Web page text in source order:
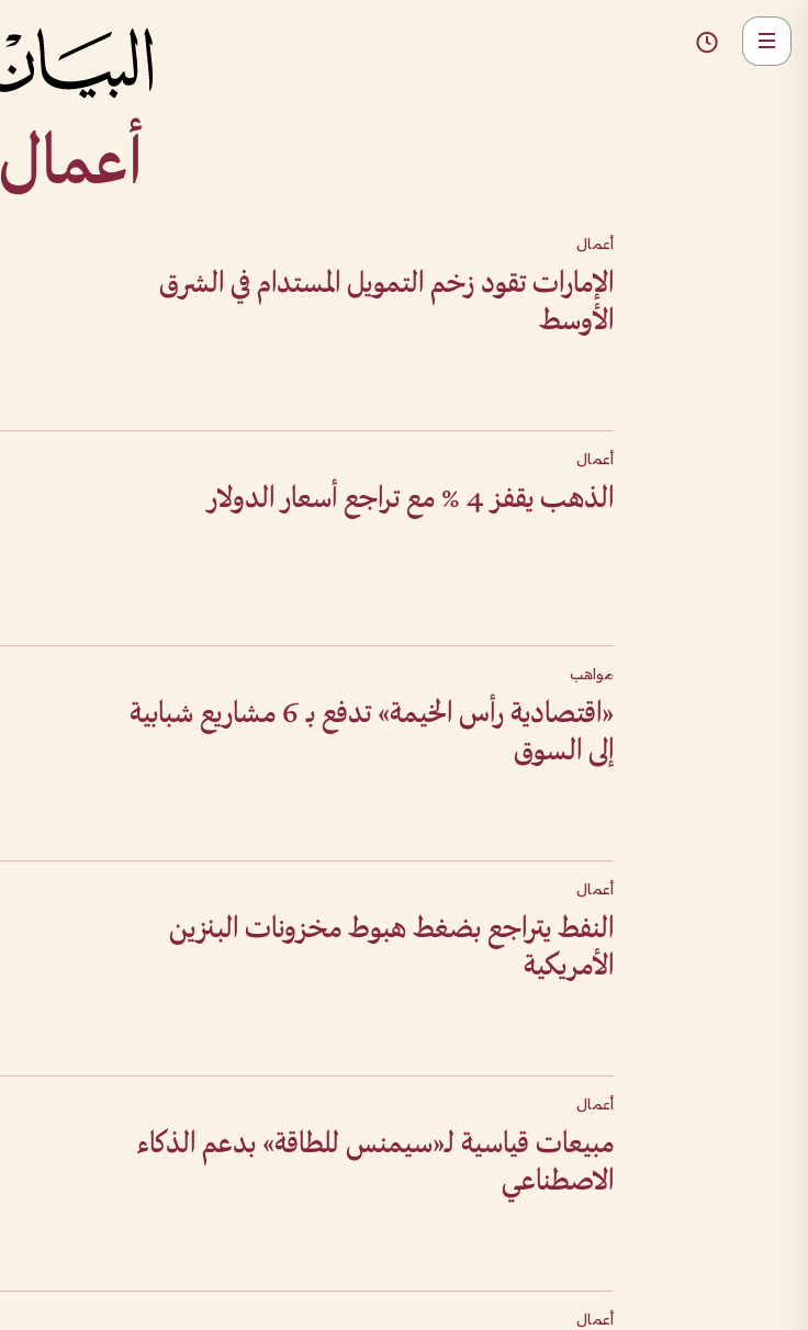
أعمال
أعمال
الإمارات تقود زخم التمويل المستدام في الشرق
الأوسط
أعمال
الذهب يقفز 4 % مع تراجع أسعار الدولار
مواهب
«اقتصادية رأس الخيمة» تدفع بـ 6 مشاريع شبابية
إلى السوق
أعمال
النفط يتراجع بضغط هبوط مخزونات البنزين
الأمريكية
أعمال
مبيعات قياسية لـ«​سيمنس للطاقة» بدعم الذكاء
الاصطناعي
أعمال